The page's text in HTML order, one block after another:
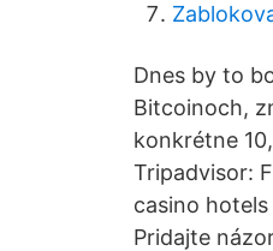
Dnes by to
Bitcoinoch,
konkrétne
Tripadvisor:
casino
Pridajte